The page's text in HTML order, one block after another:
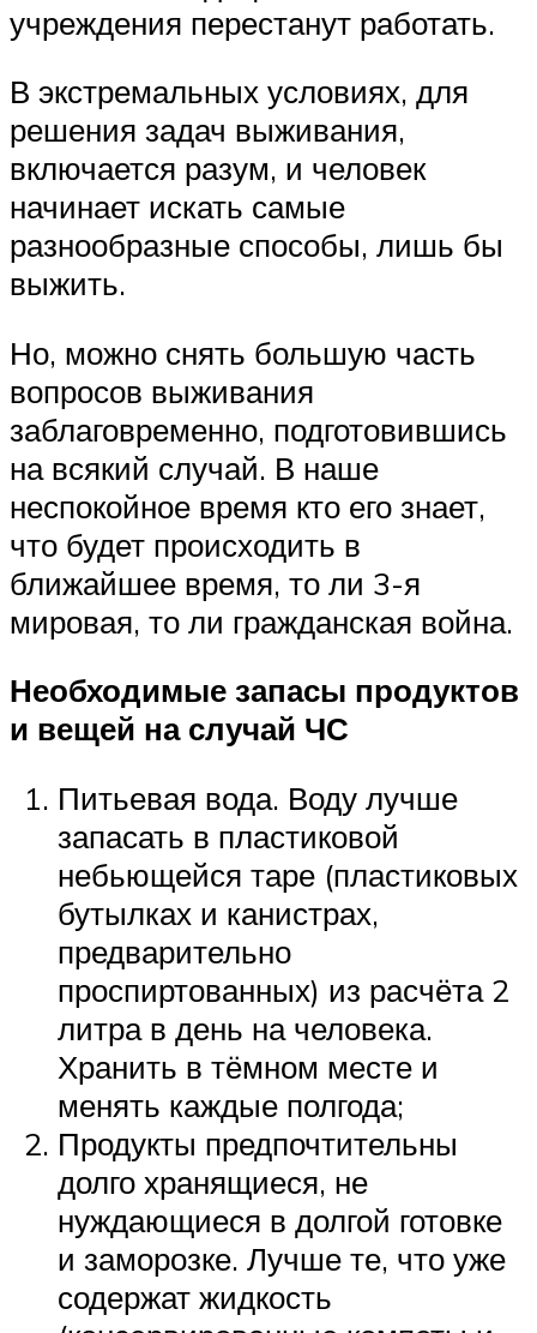
учреждения перестанут работать.
В экстремальных условиях, для
решения задач выживания,
включается разум, и человек
начинает искать самые
разнообразные способы, лишь бы
выжить.
Но, можно снять большую часть
вопросов выживания
заблаговременно, подготовившись
на всякий случай. В наше
неспокойное время кто его знает,
что будет происходить в
ближайшее время, то ли 3-я
мировая, то ли гражданская война.
Необходимые запасы продуктов
и вещей на случай ЧС
Питьевая вода. Воду лучше
запасать в пластиковой
небьющейся таре (пластиковых
бутылках и канистрах,
предварительно
проспиртованных) из расчёта 2
литра в день на человека.
Хранить в тёмном месте и
менять каждые полгода;
Продукты предпочтительны
долго хранящиеся, не
нуждающиеся в долгой готовке
и заморозке. Лучше те, что уже
содержат жидкость